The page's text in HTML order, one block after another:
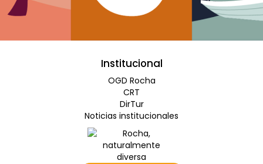
Institucional
OGD Rocha
CRT
DirTur
Noticias institucionales